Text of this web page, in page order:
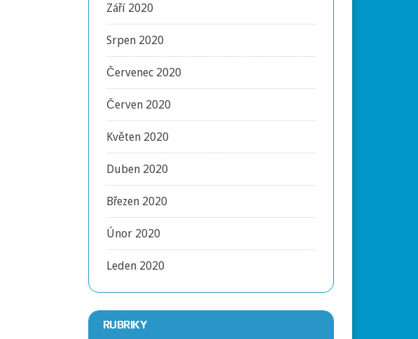
Září 2020
Srpen 2020
Červenec 2020
Červen 2020
Květen 2020
Duben 2020
Březen 2020
Únor 2020
Leden 2020
RUBRIKY